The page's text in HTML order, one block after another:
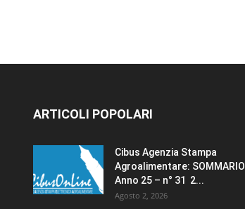
ARTICOLI POPOLARI
Cibus Agenzia Stampa
Agroalimentare: SOMMARIO
Anno 25 – n° 31 2...
Agosto 2, 2026